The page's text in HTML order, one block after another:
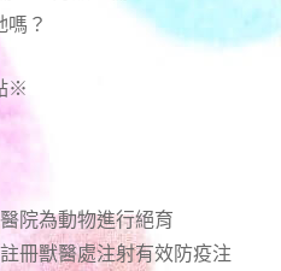
嗎？
※
院為動物進行絕育
冊獸醫處注射有效防疫注